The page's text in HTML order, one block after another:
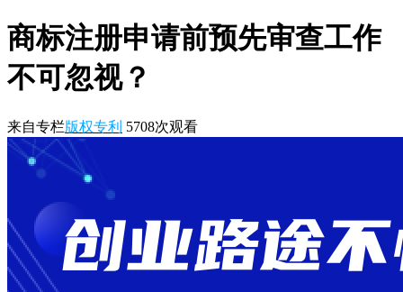
商标注册申请前预先审查工作
不可忽视？
来自专栏版权专利 5708次观看